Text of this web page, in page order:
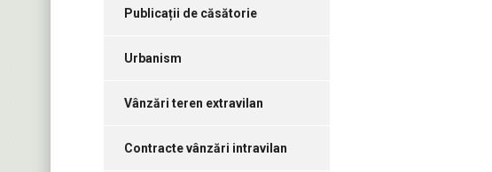
Publicații de căsătorie
Urbanism
Vânzări teren extravilan
Contracte vânzări intravilan